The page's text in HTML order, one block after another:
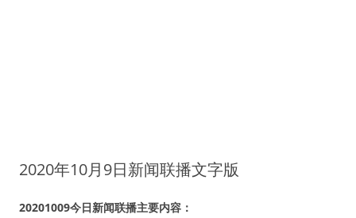
2020年10月9日新闻联播文字版
20201009今日新闻联播主要内容：